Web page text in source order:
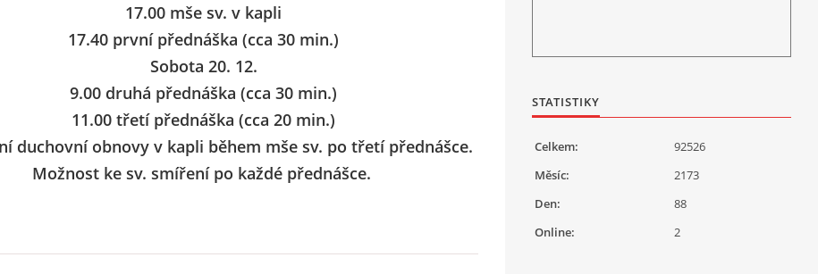
17.00 mše sv. v kapli
17.40 první přednáška (cca 30 min.)
Sobota 20. 12.
9.00 druhá přednáška (cca 30 min.)
11.00 třetí přednáška (cca 20 min.)
duchovní obnovy v kapli během mše sv. po třetí přednášce.
Možnost ke sv. smíření po každé přednášce.
STATISTIKY
Online: 2
Celkem:
92526
Měsíc:
2173
Den:
88